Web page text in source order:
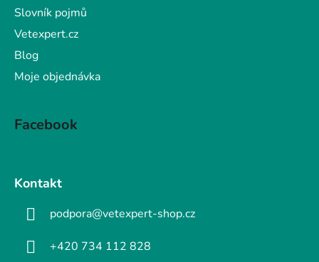
Slovník pojmů
Vetexpert.cz
Blog
Moje objednávka
Facebook
Kontakt
podpora@vetexpert-shop.cz
+420 734 112 828